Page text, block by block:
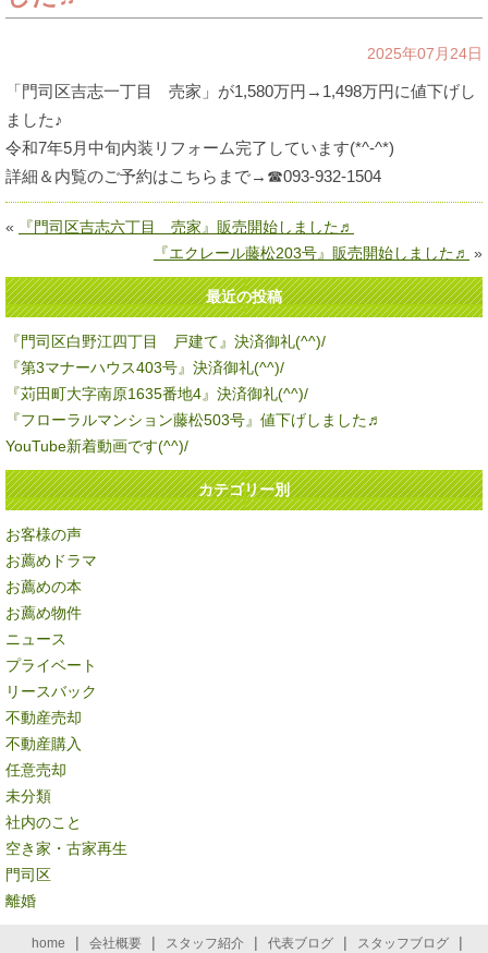
2025年07月24日
「門司区吉志一丁目 売家」が1,580万円→1,498万円に値下げし
ました♪
令和7年5月中旬内装リフォーム完了しています(*^-^*)
詳細＆内覧のご予約はこちらまで→☎093-932-1504
«
『門司区吉志六丁目 売家』販売開始しました♬
『エクレール藤松203号』販売開始しました♬ »
最近の投稿
『門司区白野江四丁目 戸建て』決済御礼(^^)/
『第3マナーハウス403号』決済御礼(^^)/
『苅田町大字南原1635番地4』決済御礼(^^)/
『フローラルマンション藤松503号』値下げしました♬
YouTube新着動画です(^^)/
カテゴリー別
お客様の声
お薦めドラマ
お薦めの本
お薦め物件
ニュース
プライベート
リースバック
不動産売却
不動産購入
任意売却
未分類
社内のこと
空き家・古家再生
門司区
離婚
home | 会社概要 | スタッフ紹介 | 代表ブログ | スタッフブログ |